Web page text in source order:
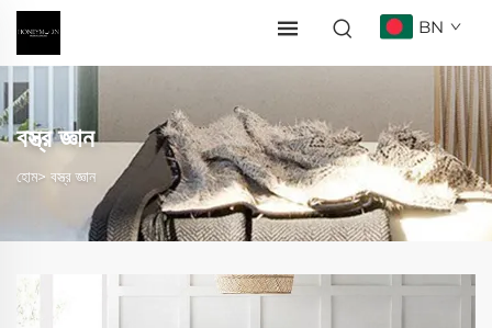
BN
বস্ত্র জ্ঞান
হোম> বস্ত্র জ্ঞান